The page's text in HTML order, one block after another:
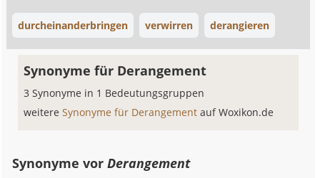
durcheinanderbringen verwirren derangieren
Synonyme für Derangement
3 Synonyme in 1 Bedeutungsgruppen
weitereSynonyme für Derangementauf Woxikon.de
Synonyme vorDerangement